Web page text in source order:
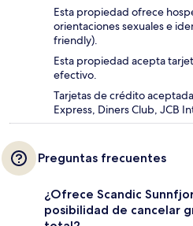
Esta propiedad ofrece
orientaciones sexuales e
friendly).
Esta propiedad acepta
efectivo.
Tarjetas de crédito
Express, Diners Club, JCB
Preguntas frecuentes
¿Ofrece Scandic
posibilidad de cancelar